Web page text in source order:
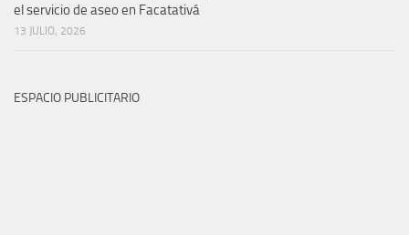
el servicio de aseo en Facatativá
13 JULIO, 2026
ESPACIO PUBLICITARIO